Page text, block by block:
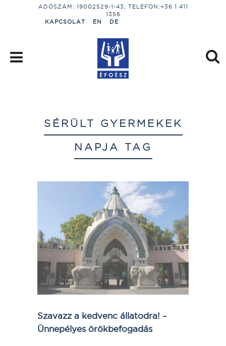
ADÓSZÁM: 19002529-1-43; TELEFON:+36 1 411
1356
KAPCSOLAT
EN DE
SÉRÜLT GYERMEKEK
NAPJA TAG
Szavazz a kedvenc állatodra! –
Ünnepélyes örökbefogadás